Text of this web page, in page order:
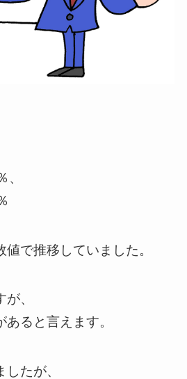
、
で推移していました。
、
あると言えます。
たが、